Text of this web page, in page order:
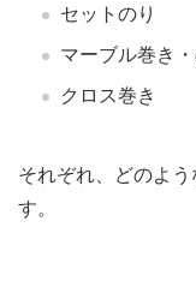
セットのり
マーブル巻き
クロス巻き
それぞれ、どのよ
す。